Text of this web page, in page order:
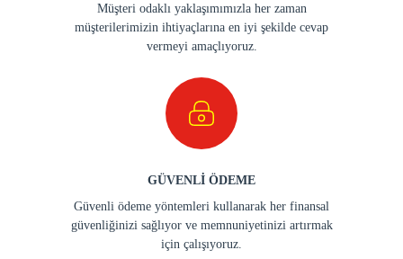
Müşteri odaklı yaklaşımımızla her zaman
müşterilerimizin ihtiyaçlarına en iyi şekilde cevap
vermeyi amaçlıyoruz.
GÜVENLİ ÖDEME
Güvenli ödeme yöntemleri kullanarak her finansal
güvenliğinizi sağlıyor ve memnuniyetinizi artırmak
için çalışıyoruz.